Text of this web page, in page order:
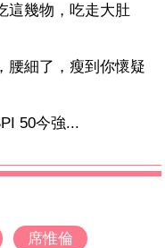
這幾物，吃走大肚
腰細了，瘦到你懷疑
50今強...
席惟倫